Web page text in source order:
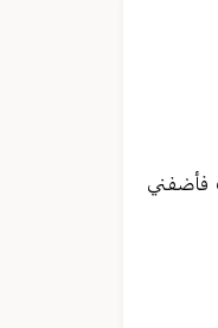
فأضفني